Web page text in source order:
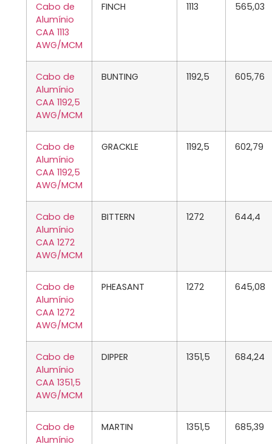
Cabo de
Alumínio
CAA 1113
AWG/MCM
FINCH 1113 565,03
Cabo de
Alumínio
CAA 1192,5
AWG/MCM
BUNTING 1192,5 605,76
Cabo de
Alumínio
CAA 1192,5
AWG/MCM
GRACKLE 1192,5 602,79
Cabo de
Alumínio
CAA 1272
AWG/MCM
BITTERN 1272 644,4
Cabo de
Alumínio
CAA 1272
AWG/MCM
PHEASANT 1272 645,08
Cabo de
Alumínio
CAA 1351,5
AWG/MCM
DIPPER 1351,5 684,24
Cabo de
Alumínio
MARTIN 1351,5 685,39